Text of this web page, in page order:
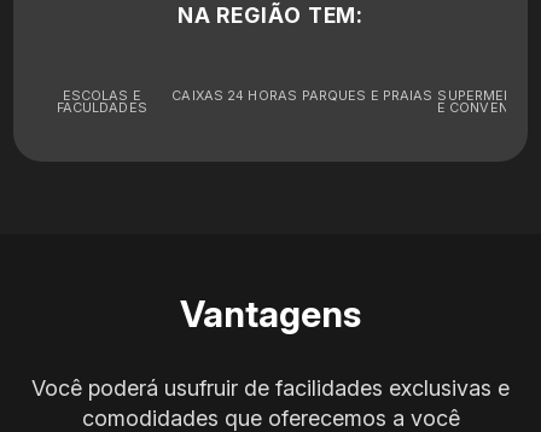
NA REGIÃO TEM:
ESCOLAS E
FACULDADES
CAIXAS 24 HORAS PARQUES E PRAIAS
E
Vantagens
Você poderá usufruir de facilidades exclusivas e
comodidades que oferecemos a você